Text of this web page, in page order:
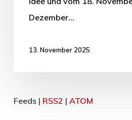
Dezember…
13. November 2025
Feeds | RSS2 | ATOM